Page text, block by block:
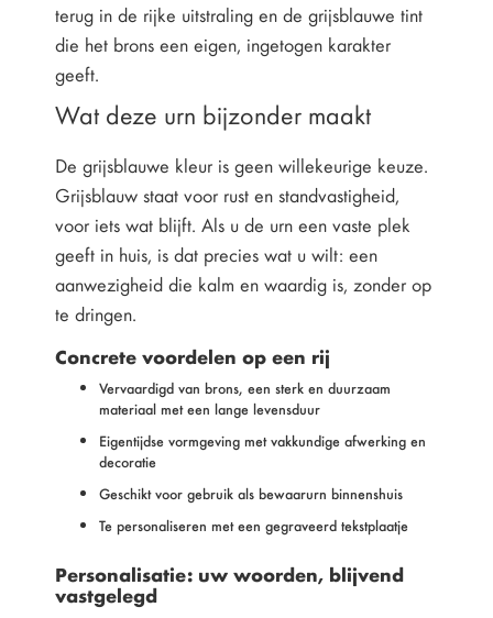
terug in de rijke uitstraling en de grijsblauwe tint
die het brons een eigen, ingetogen karakter
geeft.
Wat deze urn bijzonder maakt
De grijsblauwe kleur is geen willekeurige keuze.
Grijsblauw staat voor rust en standvastigheid,
voor iets wat blijft. Als u de urn een vaste plek
geeft in huis, is dat precies wat u wilt: een
aanwezigheid die kalm en waardig is, zonder op
te dringen.
Concrete voordelen op een rij
Vervaardigd van brons, een sterk en duurzaam
materiaal met een lange levensduur
Eigentijdse vormgeving met vakkundige afwerking en
decoratie
Geschikt voor gebruik als bewaarurn binnenshuis
Te personaliseren met een gegraveerd tekstplaatje
Personalisatie: uw woorden, blijvend
vastgelegd